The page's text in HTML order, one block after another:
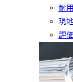
耐
現
評